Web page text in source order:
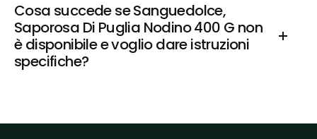
Cosa succede se Sanguedolce,
Saporosa Di Puglia Nodino 400 G non
è disponibile e voglio dare istruzioni
specifiche?